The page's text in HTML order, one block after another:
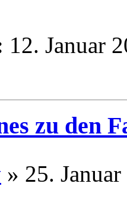
12. Januar
zu den
» 25.